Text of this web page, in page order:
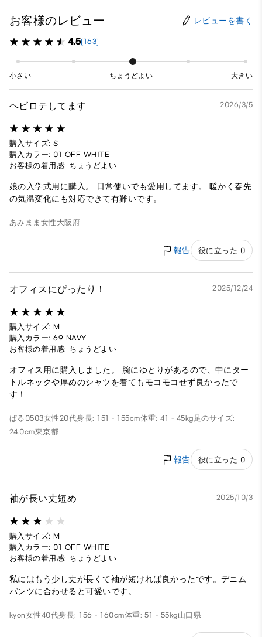
お客様のレビュー レビューを書く
4.5(163)
小さい ちょうどよい 大きい
ヘビロテしてます 2026/3/5
購入サイズ: S
購入カラー: 01 OFF WHITE
お客様の着用感: ちょうどよい
娘の入学式用に購入。 日常使いでも愛用してます。 暖かく春先
の気温変化にも対応できて有難いです。
あみまま 女性 大阪府
報告 役に立った 0
オフィスにぴったり！ 2025/12/24
購入サイズ: M
購入カラー: 69 NAVY
お客様の着用感: ちょうどよい
オフィス用に購入しました。 腕にゆとりがあるので、中にター
トルネックや厚めのシャツを着てもモコモコせず良かったで
す！
ぱる0503女性20代身長: 151 - 155cm体重: 41 - 45kg足のサイズ:
24.0cm東京都
報告 役に立った 0
袖が長い丈短め 2025/10/3
購入サイズ: M
購入カラー: 01 OFF WHITE
お客様の着用感: ちょうどよい
私にはもう少し丈が長くて袖が短ければ良かったです。デニム
パンツに合わせると可愛いです。
kyon女性40代身長: 156 - 160cm体重: 51 - 55kg山口県